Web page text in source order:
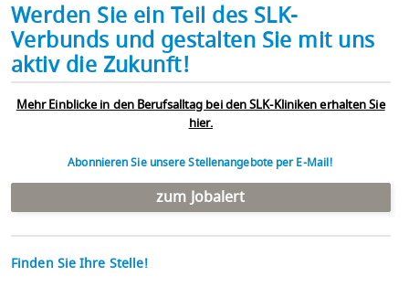
Werden Sie ein Teil des SLK-
Verbunds und gestalten Sie mit uns
aktiv die Zukunft!
Mehr Einblicke in den Berufsalltag bei den SLK-Kliniken erhalten Sie
hier.
Abonnieren Sie unsere Stellenangebote per E-Mail!
zum Jobalert
Finden Sie Ihre Stelle!